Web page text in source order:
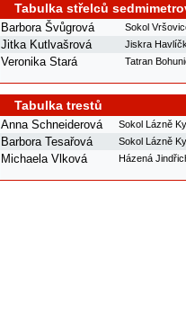
Tabulka střelců
Barbora Švůgrová Sokol
Jitka Kutlvašrová
Jiskra
Veronika Stará
Tatran
Tabulka trestů
Anna Schneiderová Sokol Lázně
Barbora Tesařová
Sokol Lázně
Michaela Vlková
Házená